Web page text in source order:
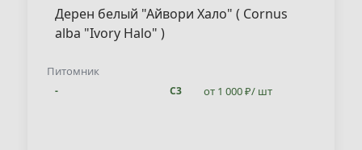
Дерен белый "Айвори Хало" ( Cornus
alba "Ivory Halo" )
Питомник
- С3 от 1 000 ₽/ шт